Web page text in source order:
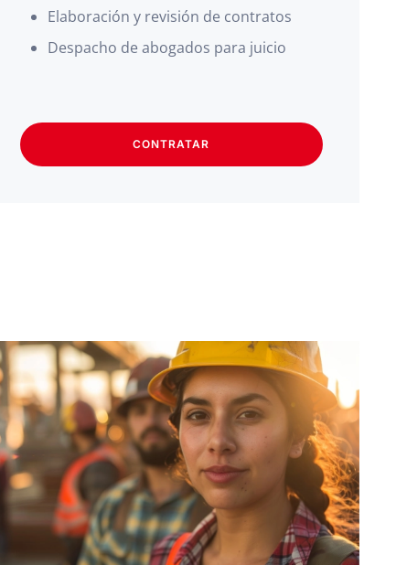
Elaboración y revisión de contratos
Despacho de abogados para juicio
CONTRATAR